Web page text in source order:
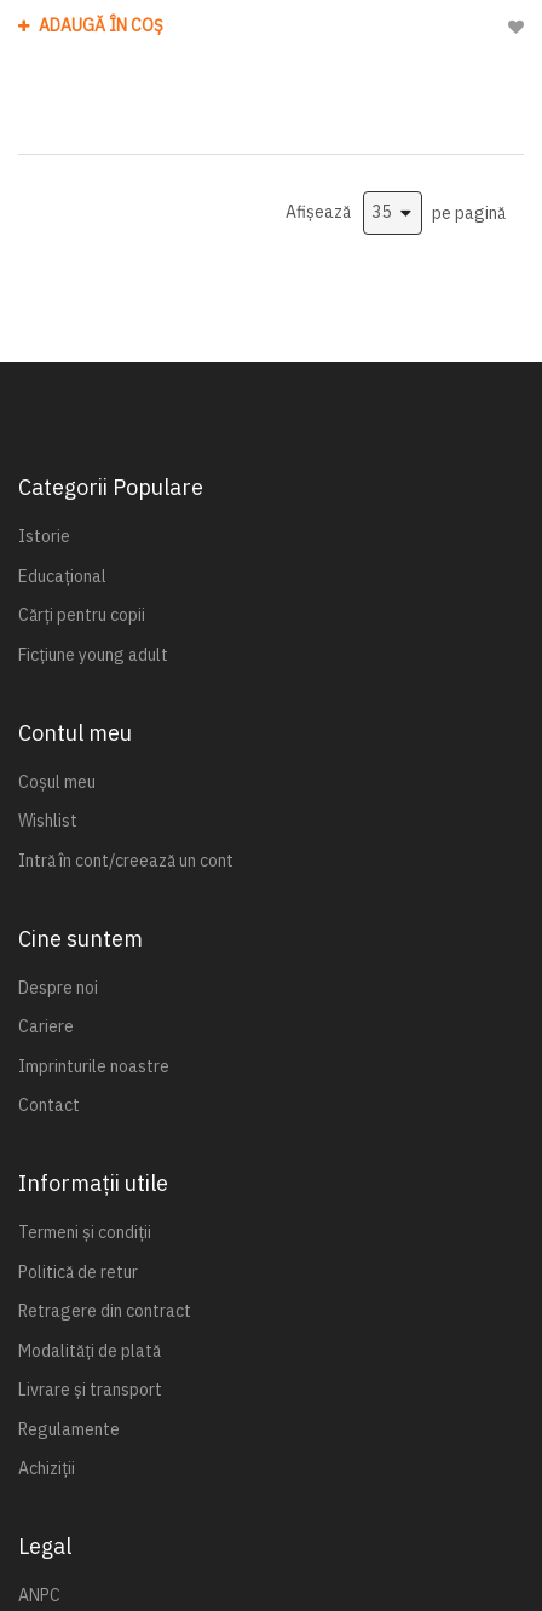
ADAUGĂ ÎN COȘ
Afișează pe pagină
Categorii Populare
Istorie
Educațional
Cărți pentru copii
Ficțiune young adult
Contul meu
Coșul meu
Wishlist
Intră în cont/creează un cont
Cine suntem
Despre noi
Cariere
Imprinturile noastre
Contact
Informații utile
Termeni și condiții
Politică de retur
Retragere din contract
Modalități de plată
Livrare și transport
Regulamente
Achiziții
Legal
ANPC